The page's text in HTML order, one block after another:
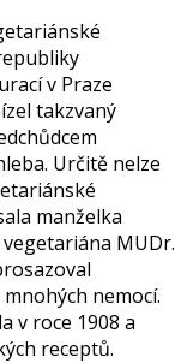
v Praze
takzvaný
Určitě nelze
manželka
MUDr.
nemocí.
v roce 1908 a
receptů.